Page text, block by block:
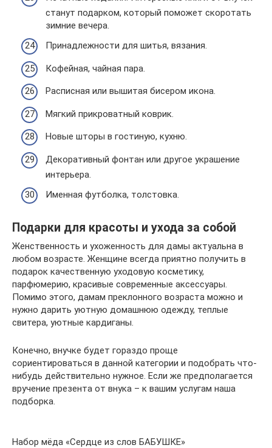
станут подарком, который поможет скоротать
зимние вечера.
Принадлежности для шитья, вязания.
Кофейная, чайная пара.
Расписная или вышитая бисером икона.
Мягкий прикроватный коврик.
Новые шторы в гостиную, кухню.
Декоративный фонтан или другое украшение
интерьера.
Именная футболка, толстовка.
Подарки для красоты и ухода за собой
Женственность и ухоженность для дамы актуальна в
любом возрасте. Женщине всегда приятно получить в
подарок качественную уходовую косметику,
парфюмерию, красивые современные аксессуары.
Помимо этого, дамам преклонного возраста можно и
нужно дарить уютную домашнюю одежду, теплые
свитера, уютные кардиганы.
Конечно, внучке будет гораздо проще
сориентироваться в данной категории и подобрать что-
нибудь действительно нужное. Если же предполагается
вручение презента от внука – к вашим услугам наша
подборка.
Набор мёда «Сердце из слов БАБУШКЕ»